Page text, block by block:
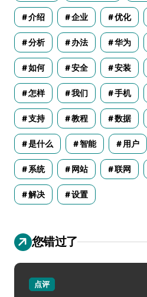
介绍 企业 优化
分析 办法 华为
如何 安全 安装
怎样 我们 手机
支持 教程 数据
是什么 智能 用户
系统 网站 联网
解决 设置
您错过了
点评